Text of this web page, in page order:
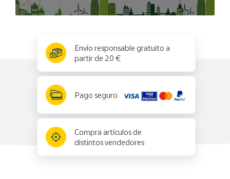
Envío responsable gratuito a
partir de 20 €
Pago seguro
Compra artículos de
distintos vendedores